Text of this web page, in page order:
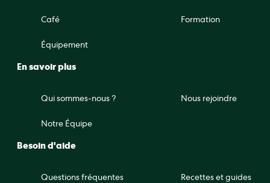
Café
Équipement
Formation
En savoir plus
Qui sommes-nous ?
Notre Équipe
Nous rejoindre
Besoin d'aide
Questions fréquentes Recettes et guides